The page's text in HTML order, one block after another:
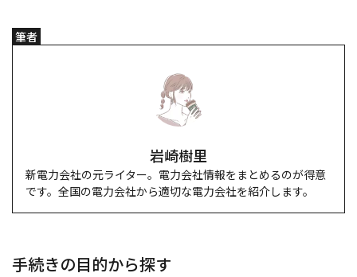
筆者
岩崎樹里
新電力会社の元ライター。電力会社情報をまとめるのが得意
です。全国の電力会社から適切な電力会社を紹介します。
手続きの目的から探す